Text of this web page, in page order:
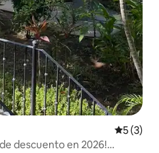
5 (3)
de descuento en 2026!